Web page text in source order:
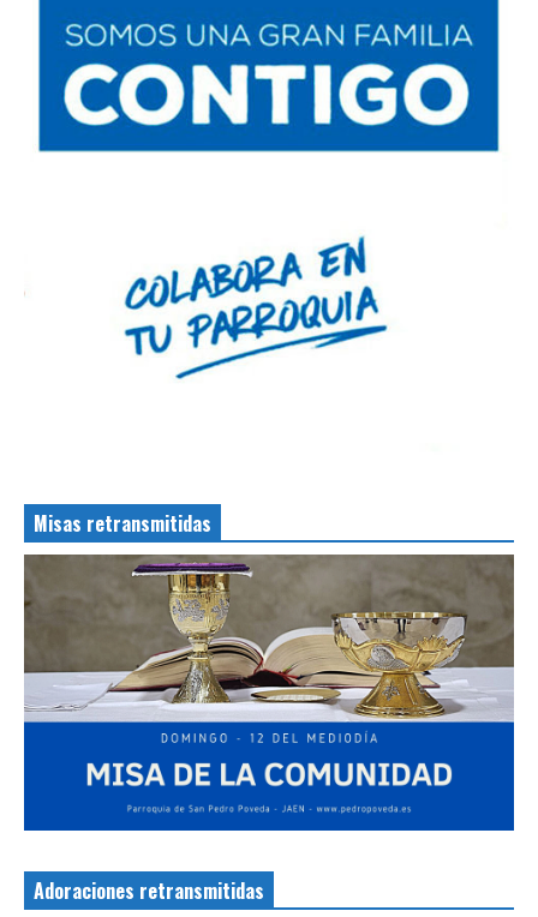
Misas retransmitidas
Adoraciones retransmitidas